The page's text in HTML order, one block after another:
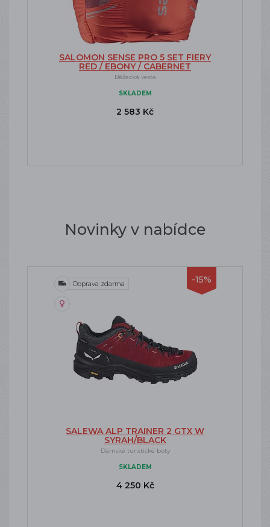
SALOMON SENSE PRO 5 SET FIERY
RED / EBONY / CABERNET
Běžecká vesta
SKLADEM
2 583 Kč
Novinky v nabídce
-15%
Doprava zdarma
SALEWA ALP TRAINER 2 GTX W
SYRAH/BLACK
Dámské turistické boty
SKLADEM
4 250 Kč